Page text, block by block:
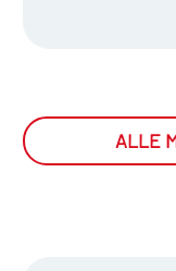
ALLE